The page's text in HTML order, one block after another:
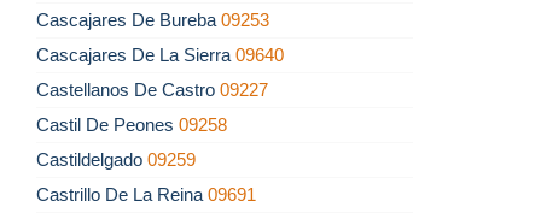
Cascajares De Bureba 09253
Cascajares De La Sierra 09640
Castellanos De Castro 09227
Castil De Peones 09258
Castildelgado 09259
Castrillo De La Reina 09691